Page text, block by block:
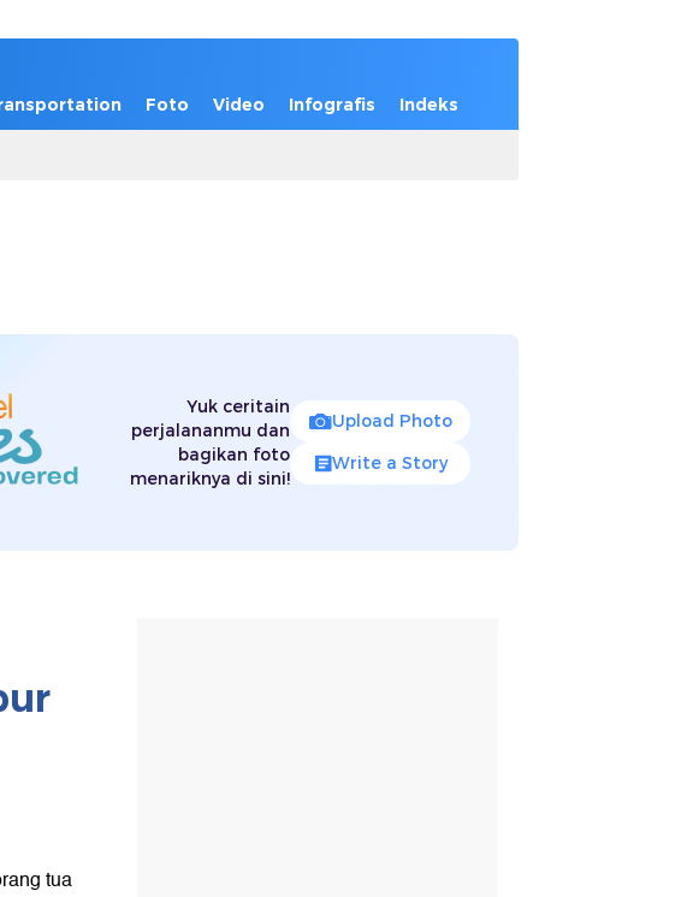
Foto Video Infografis Indeks
Yuk ceritain
perjalananmu dan
bagikan foto
menariknya di sini!
Upload Photo
Write a Story
tua